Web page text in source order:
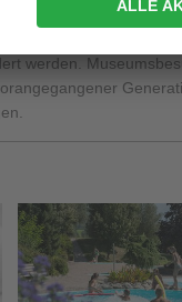
wieder
werden.